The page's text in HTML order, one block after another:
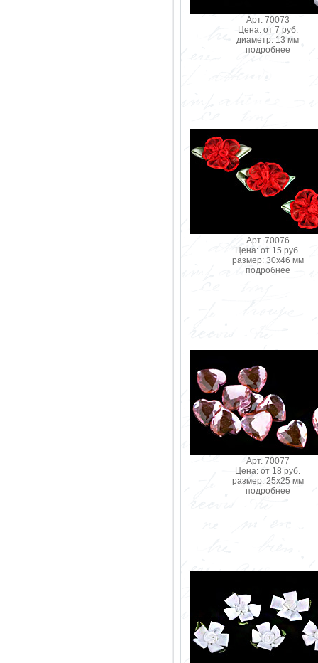
Арт. 70073
Цена: от 7 руб.
диаметр: 13 мм
подробнее
Арт. 70076
Цена: от 15 руб.
размер: 30х46 мм
подробнее
Арт. 70077
Цена: от 18 руб.
размер: 25х25 мм
подробнее